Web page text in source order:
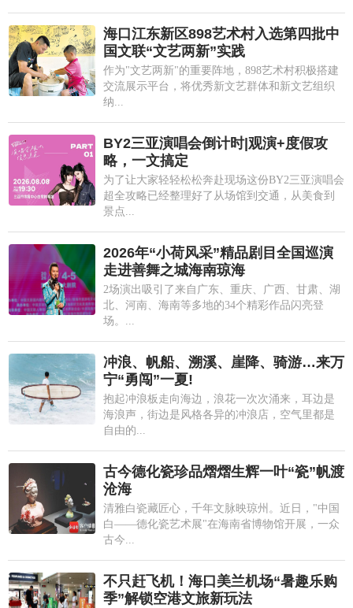
海口江东新区898艺术村入选第四批中
国文联“文艺两新”实践
作为"文艺两新"的重要阵地，898艺术村积极搭建
交流展示平台，将优秀新文艺群体和新文艺组织
纳...
BY2三亚演唱会倒计时|观演+度假攻
略，一文搞定
为了让大家轻轻松松奔赴现场这份BY2三亚演唱会
超全攻略已经整理好了从场馆到交通，从美食到
景点...
2026年“小荷风采”精品剧目全国巡演
走进善舞之城海南琼海
2场演出吸引了来自广东、重庆、广西、甘肃、湖
北、河南、海南等多地的34个精彩作品闪亮登
场。...
冲浪、帆船、溯溪、崖降、骑游…来万
宁“勇闯”一夏!
抱起冲浪板走向海边，浪花一次次涌来，耳边是
海浪声，街边是风格各异的冲浪店，空气里都是
自由的...
古今德化瓷珍品熠熠生辉一叶“瓷”帆渡
沧海
清雅白瓷藏匠心，千年文脉映琼州。近日，"中国
白——德化瓷艺术展"在海南省博物馆开展，一众
古今...
不只赶飞机！海口美兰机场“暑趣乐购
季”解锁空港文旅新玩法